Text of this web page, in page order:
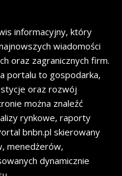
informacyjny, który
wiadomości
oraz zagranicznych firm.
portalu to gospodarka,
oraz rozwój
można znaleźć
rynkowe, raporty
bnbn.pl skierowany
menedżerów,
dynamicznie